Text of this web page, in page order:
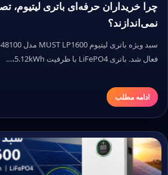
چرا خریداران حرفه‌ای باتری لیتیوم،
نمی‌اندازند؟
فعال شد. باتری LiFePO4 با ظرفیت 5.12kWh،…
ادامه مطلب